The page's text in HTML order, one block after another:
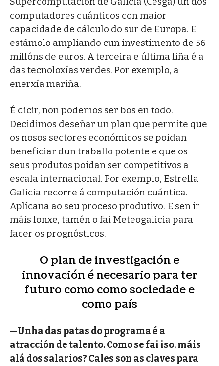
computadores cuánticos con maior
capacidade de cálculo do sur de Europa. E
estámolo ampliando cun investimento de 56
millóns de euros. A terceira e última liña é a
das tecnoloxías verdes. Por exemplo, a
enerxía mariña.
É dicir, non podemos ser bos en todo.
Decidimos deseñar un plan que permite que
os nosos sectores económicos se poidan
beneficiar dun traballo potente e que os
seus produtos poidan ser competitivos a
escala internacional. Por exemplo, Estrella
Galicia recorre á computación cuántica.
Aplícana ao seu proceso produtivo. E sen ir
máis lonxe, tamén o fai Meteogalicia para
facer os prognósticos.
O plan de investigación e
innovación é necesario para ter
futuro como como sociedade e
como país
—Unha das patas do programa é a
atracción de talento. Como se fai iso, máis
alá dos salarios? Cales son as claves para